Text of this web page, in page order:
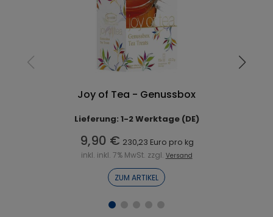
Joy of Tea - Genussbox
Lieferung: 1-2 Werktage (DE)
9,90 € 230,23 Euro pro kg
inkl. inkl. 7% MwSt. zzgl. Versand
ZUM ARTIKEL